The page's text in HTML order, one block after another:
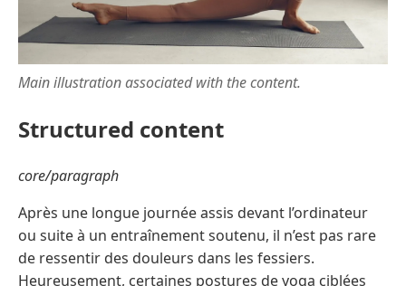
Main illustration associated with the content.
Structured content
core/paragraph
Après une longue journée assis devant l’ordinateur
ou suite à un entraînement soutenu, il n’est pas rare
de ressentir des douleurs dans les fessiers.
Heureusement, certaines postures de yoga ciblées